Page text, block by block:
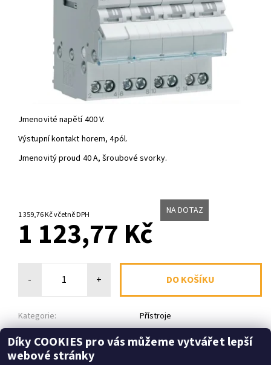
Jmenovité napětí 400 V.
Výstupní kontakt horem, 4pól.
Jmenovitý proud 40 A, šroubové svorky.
1 359,76 Kč včetně DPH NA DOTAZ
1 123,77 Kč
- +
Kategorie: Přístroje
Tisk
Dotaz
Díky COOKIES pro vás můžeme vytvářet lepší
webové stránky